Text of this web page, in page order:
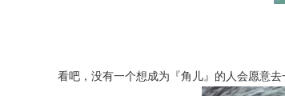
看吧，没有一个想成为『角儿』的人会愿意